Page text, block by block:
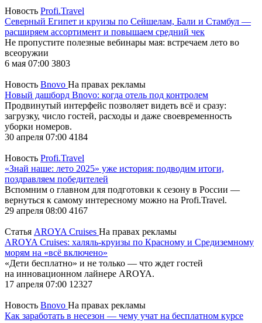
Новость Profi.Travel
Северный Египет и круизы по Сейшелам, Бали и Стамбул —
расширяем ассортимент и повышаем средний чек
Не пропустите полезные вебинары мая: встречаем лето во
всеоружии
6 мая 07:00 3803
Новость Bnovo На правах рекламы
Новый дашборд Bnovo: когда отель под контролем
Продвинутый интерфейс позволяет видеть всё и сразу:
загрузку, число гостей, расходы и даже своевременность
уборки номеров.
30 апреля 07:00 4184
Новость Profi.Travel
«Знай наше: лето 2025» уже история: подводим итоги,
поздравляем победителей
Вспомним о главном для подготовки к сезону в России —
вернуться к самому интересному можно на Profi.Travel.
29 апреля 08:00 4167
Статья AROYA Cruises На правах рекламы
AROYA Cruises: халяль-круизы по Красному и Средиземному
морям на «всё включено»
«Дети бесплатно» и не только — что ждет гостей
на инновационном лайнере AROYA.
17 апреля 07:00 12327
Новость Bnovo На правах рекламы
Как заработать в несезон — чему учат на бесплатном курсе